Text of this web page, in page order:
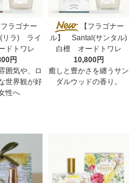
フラゴナー
リラ) ライ
ドトワレ
円
囲気や、ロ
世界観が好
性へ
【フラゴナー
ル】 Santal(サンタル)
白檀 オードトワレ
10,800円
癒しと豊かさを纏うサン
ダルウッドの香り。